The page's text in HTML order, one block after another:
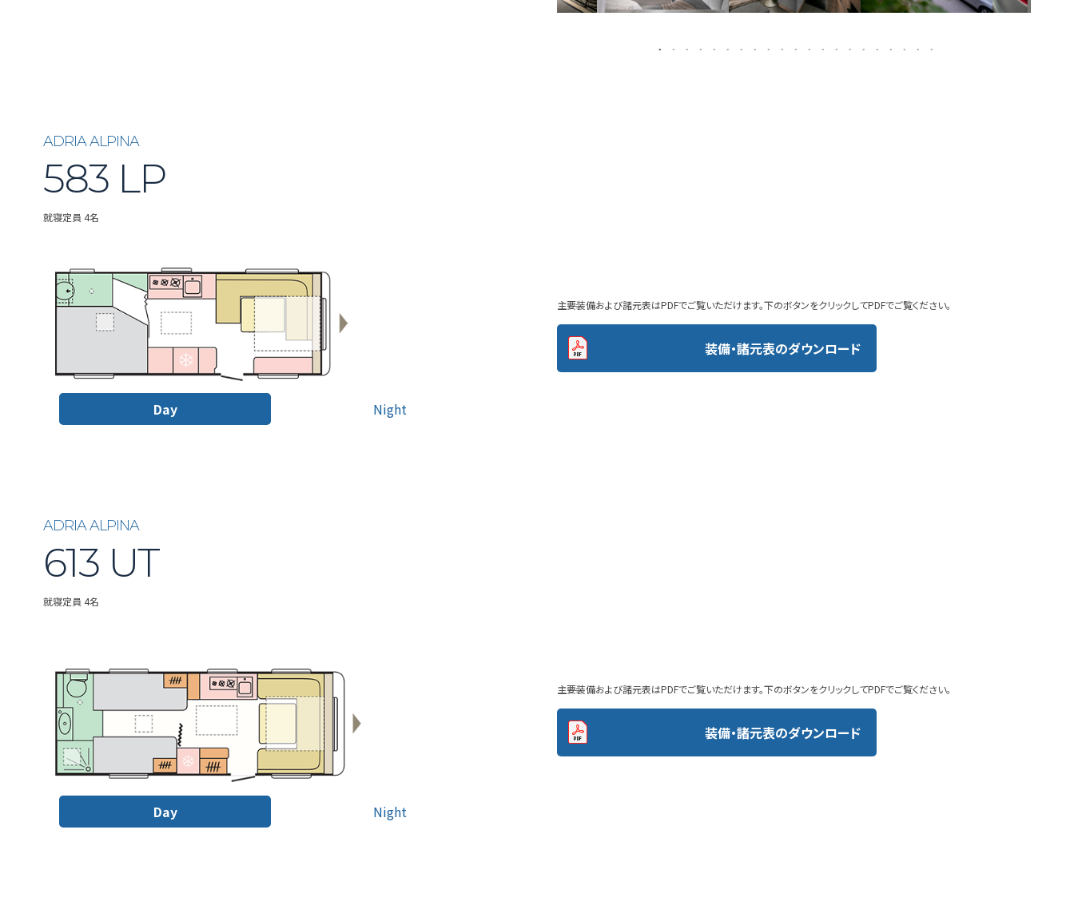
ADRIA ALPINA
583 LP
就寝定員 4名
Day Night
主要装備および諸元表はPDFでご覧いただけます。下のボタンをクリックしてPDFでご覧ください。
装備・諸元表のダウンロード
ADRIA ALPINA
613 UT
就寝定員 4名
Day Night
主要装備および諸元表はPDFでご覧いただけます。下のボタンをクリックしてPDFでご覧ください。
装備・諸元表のダウンロード